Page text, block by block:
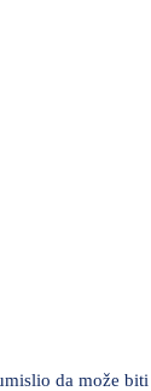
da može